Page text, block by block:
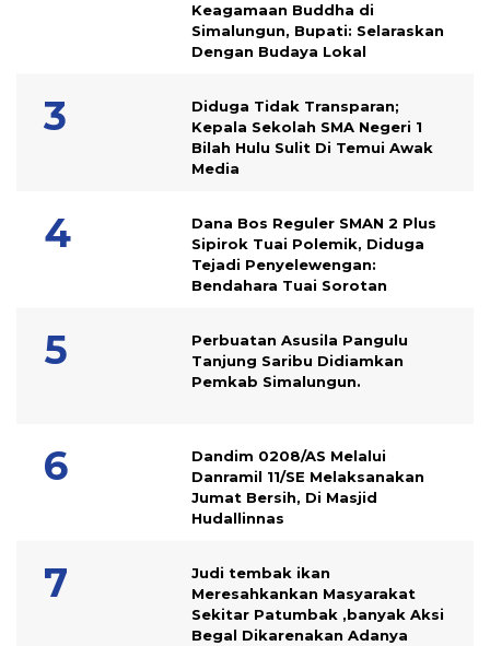
Keagamaan Buddha di
Simalungun, Bupati: Selaraskan
Dengan Budaya Lokal
Diduga Tidak Transparan;
Kepala Sekolah SMA Negeri 1
Bilah Hulu Sulit Di Temui Awak
Media
Dana Bos Reguler SMAN 2 Plus
Sipirok Tuai Polemik, Diduga
Tejadi Penyelewengan:
Bendahara Tuai Sorotan
Perbuatan Asusila Pangulu
Tanjung Saribu Didiamkan
Pemkab Simalungun.
Dandim 0208/AS Melalui
Danramil 11/SE Melaksanakan
Jumat Bersih, Di Masjid
Hudallinnas
Judi tembak ikan
Meresahkankan Masyarakat
Sekitar Patumbak ,banyak Aksi
Begal Dikarenakan Adanya